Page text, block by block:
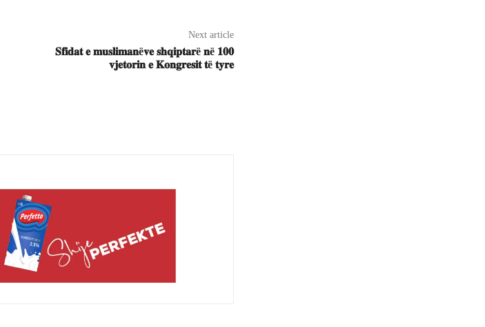
Next article
𝐒𝐟𝐢𝐝𝐚𝐭 𝐞 𝐦𝐮𝐬𝐥𝐢𝐦𝐚𝐧ë𝐯𝐞 𝐬𝐡𝐪𝐢𝐩𝐭𝐚𝐫ë 𝐧ë 𝟏𝟎𝟎
𝐯𝐣𝐞𝐭𝐨𝐫𝐢𝐧 𝐞 𝐊𝐨𝐧𝐠𝐫𝐞𝐬𝐢𝐭 𝐭ë 𝐭𝐲𝐫𝐞